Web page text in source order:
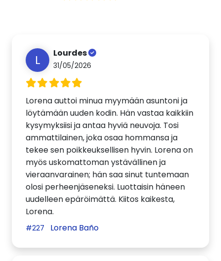
L Lourdes
31/05/2026
Lorena auttoi minua myymään asuntoni ja
löytämään uuden kodin. Hän vastaa kaikkiin
kysymyksiisi ja antaa hyviä neuvoja. Tosi
ammattilainen, joka osaa hommansa ja
tekee sen poikkeuksellisen hyvin. Lorena on
myös uskomattoman ystävällinen ja
vieraanvarainen; hän saa sinut tuntemaan
olosi perheenjäseneksi. Luottaisin häneen
uudelleen epäröimättä. Kiitos kaikesta,
Lorena.
#227 Lorena Baño